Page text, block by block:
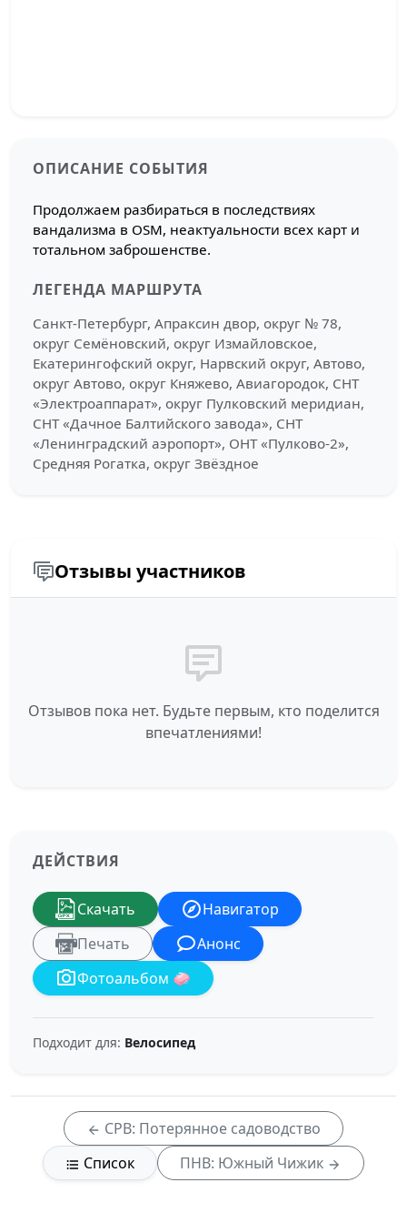
ОПИСАНИЕ СОБЫТИЯ
Продолжаем разбираться в последствиях
вандализма в OSM, неактуальности всех карт и
тотальном заброшенстве.
ЛЕГЕНДА МАРШРУТА
Санкт-Петербург, Апраксин двор, округ № 78,
округ Семёновский, округ Измайловское,
Екатерингофский округ, Нарвский округ, Автово,
округ Автово, округ Княжево, Авиагородок, СНТ
«Электроаппарат», округ Пулковский меридиан,
СНТ «Дачное Балтийского завода», СНТ
«Ленинградский аэропорт», ОНТ «Пулково-2»,
Средняя Рогатка, округ Звёздное
Отзывы участников
Отзывов пока нет. Будьте первым, кто поделится
впечатлениями!
ДЕЙСТВИЯ
Скачать
Навигатор
Печать
Анонс
Фотоальбом 🧼
Подходит для: Велосипед
СРВ: Потерянное садоводство
Список
ПНВ: Южный Чижик